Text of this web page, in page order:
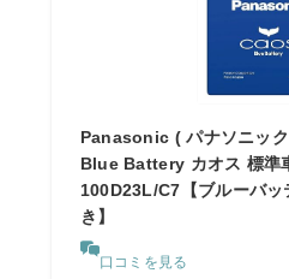
Panasonic ( パナソニッ
Blue Battery カオス 標準
100D23L/C7【ブルーバッ
き】
口コミを見る